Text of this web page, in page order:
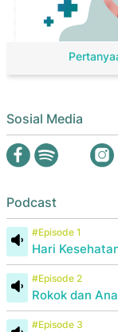
Sosial Media
Podcast
#Episode 1
Hari
#Episode 2
Rokok dan
#Episode 3